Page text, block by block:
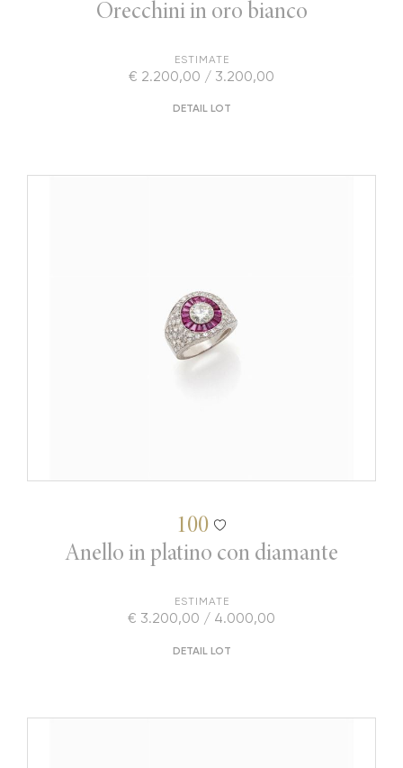
Orecchini in oro bianco
ESTIMATE
€ 2.200,00 / 3.200,00
DETAIL LOT
100
Anello in platino con diamante
ESTIMATE
€ 3.200,00 / 4.000,00
DETAIL LOT